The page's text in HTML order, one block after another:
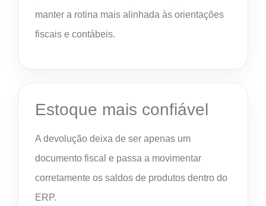
manter a rotina mais alinhada às orientações
fiscais e contábeis.
Estoque mais confiável
A devolução deixa de ser apenas um
documento fiscal e passa a movimentar
corretamente os saldos de produtos dentro do
ERP.